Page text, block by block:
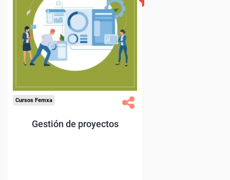
Sin requisitos de acceso
Doble titulación.
Compra segura
Cursos Femxa
Gestión de proyectos